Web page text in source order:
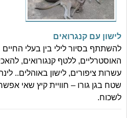
לישון עם קנגרואים
להשתתף בסיור לילי בין בעלי החיים
האוסטרליים, ללטף קנגורואים,
עשרות ציפורים, לישון באוהלים..
שטח בגן גורו – חוויית קיץ שאי
לשכוח.